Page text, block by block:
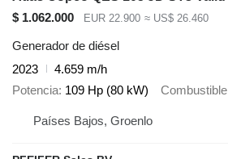
$ 1.062.000 EUR 22.900 ≈ US$ 26.460
Generador de diésel
2023
4.659 m/h
Potencia 109 Hp (80 kW) Combustible
Países Bajos, Groenlo